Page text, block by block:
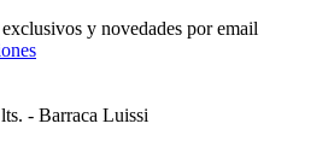
y novedades por email